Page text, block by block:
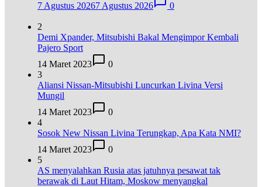
7 Agustus 20267 Agustus 2026 0
2
Demi Xpander, Mitsubishi Bakal Mengimpor Kembali
Pajero Sport
14 Maret 2023
0
3
Aliansi Nissan-Mitsubishi Luncurkan Livina Versi
Mungil
14 Maret 2023
0
4
Sosok New Nissan Livina Terungkap, Apa Kata NMI?
14 Maret 2023
0
5
AS menyalahkan Rusia atas jatuhnya pesawat tak
berawak di Laut Hitam, Moskow menyangkal